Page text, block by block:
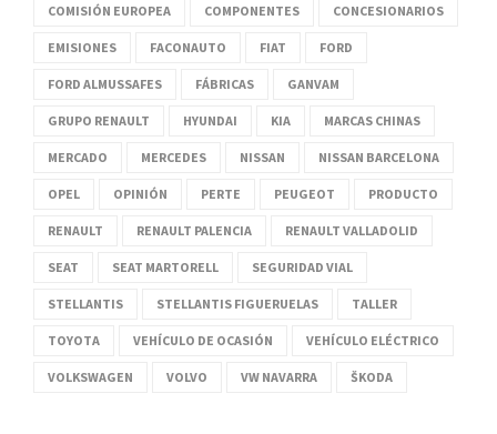
COMISIÓN EUROPEA COMPONENTES CONCESIONARIOS
EMISIONES FACONAUTO FIAT FORD
FORD ALMUSSAFES FÁBRICAS GANVAM
GRUPO RENAULT HYUNDAI KIA MARCAS CHINAS
MERCADO MERCEDES NISSAN NISSAN BARCELONA
OPEL OPINIÓN PERTE PEUGEOT PRODUCTO
RENAULT RENAULT PALENCIA RENAULT VALLADOLID
SEAT SEAT MARTORELL SEGURIDAD VIAL
STELLANTIS STELLANTIS FIGUERUELAS TALLER
TOYOTA VEHÍCULO DE OCASIÓN VEHÍCULO ELÉCTRICO
VOLKSWAGEN VOLVO VW NAVARRA ŠKODA